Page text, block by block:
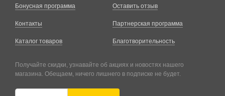
Бонусная программа
Контакты
Каталог товаров
Оставить отзыв
Партнерская программа
Благотворительность
Получайте скидки, узнавайте об акциях и новостях нашего
магазина. Обещаем, ничего лишнего в подписке не будет.